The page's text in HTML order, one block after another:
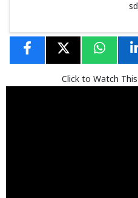
Click to Watch